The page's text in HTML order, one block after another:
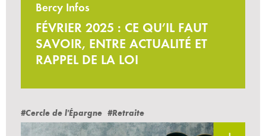
Bercy Infos
FÉVRIER 2025 : CE QU’IL FAUT
SAVOIR, ENTRE ACTUALITÉ ET
RAPPEL DE LA LOI
#Cercle de l'Épargne #Retraite